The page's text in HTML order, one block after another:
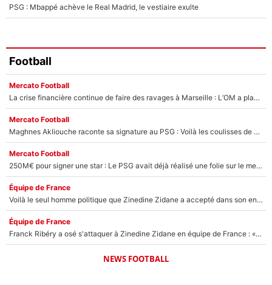
PSG : Mbappé achève le Real Madrid, le vestiaire exulte
Football
Mercato Football
La crise financière continue de faire des ravages à Marseille : L’OM a placé 12 joueurs sur le marché des transferts… et ça pourrait lui rapporter près de 100M€ !
Mercato Football
Maghnes Akliouche raconte sa signature au PSG : Voilà les coulisses de son transfert de rêve à 50M€
Mercato Football
250M€ pour signer une star : Le PSG avait déjà réalisé une folie sur le mercato bien avant Neymar !
Équipe de France
Voilà le seul homme politique que Zinedine Zidane a accepté dans son entourage : «Je garde un très bon souvenir de lui»
Équipe de France
Franck Ribéry a osé s'attaquer à Zinedine Zidane en équipe de France : «Je n'aurais jamais fait ça»
NEWS FOOTBALL